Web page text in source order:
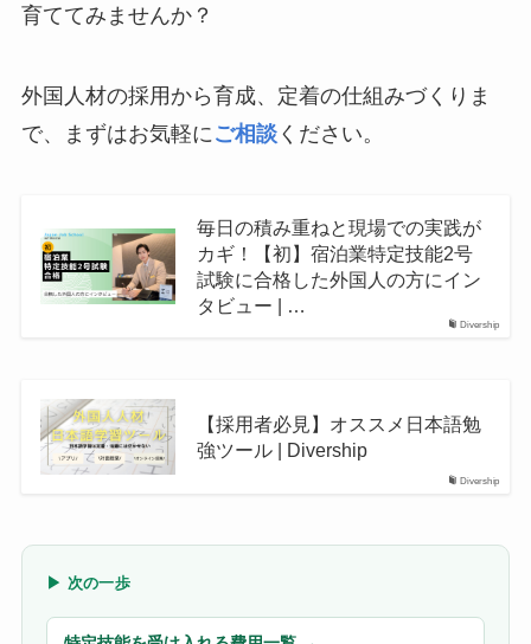
育ててみませんか？
外国人材の採用から育成、定着の仕組みづくりま
で、まずはお気軽にご相談ください。
Divership
毎日の積み重ねと現場での実践が
カギ！【初】宿泊業特定技能2号
試験に合格した外国人の方にイン
タビュー | …
Divership
【採用者必見】オススメ日本語勉
強ツール | Divership
▶ 次の一歩